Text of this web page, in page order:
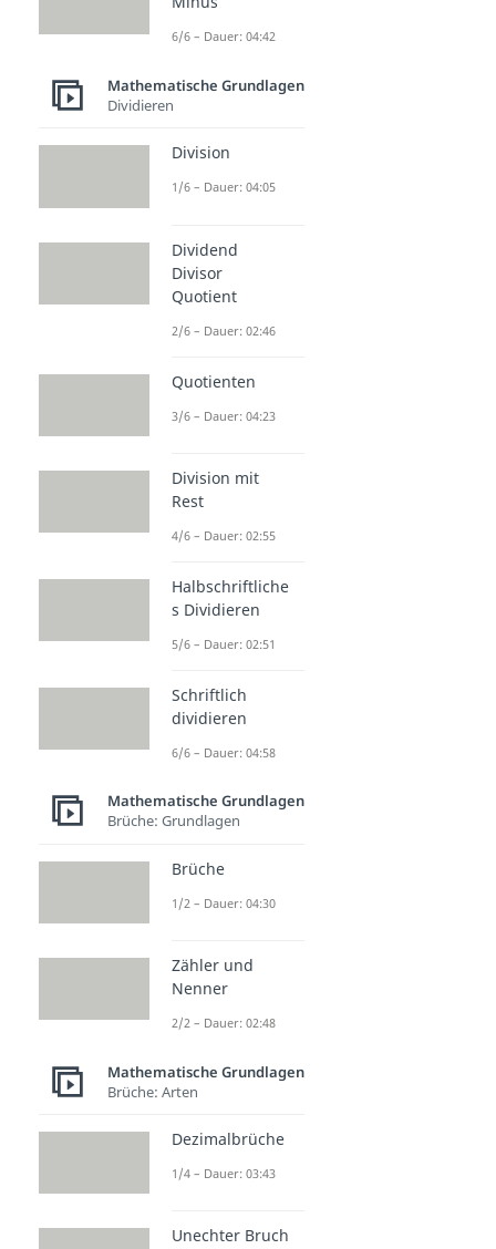
6/6 – Dauer: 04:42
Mathematische Grundlagen
Dividieren
Division
1/6 – Dauer: 04:05
Dividend
Divisor
Quotient
2/6 – Dauer: 02:46
Quotienten
3/6 – Dauer: 04:23
Division mit
Rest
4/6 – Dauer: 02:55
Halbschriftliche
s Dividieren
5/6 – Dauer: 02:51
Schriftlich
dividieren
6/6 – Dauer: 04:58
Mathematische Grundlagen
Brüche: Grundlagen
Brüche
1/2 – Dauer: 04:30
Zähler und
Nenner
2/2 – Dauer: 02:48
Mathematische Grundlagen
Brüche: Arten
Dezimalbrüche
1/4 – Dauer: 03:43
Unechter Bruch